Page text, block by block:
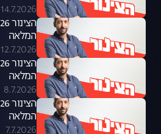
14.7.2026
המלאה
12.7.2026
המלאה
8.7.2026
המלאה
7.7.2026